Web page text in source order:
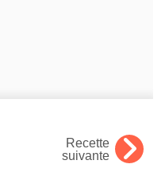
Recette
suivante